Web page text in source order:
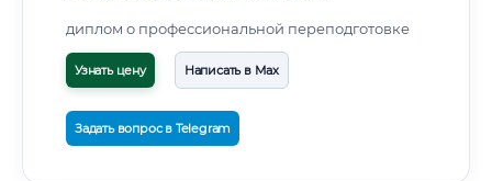
диплом о профессиональной переподготовке
Узнать цену Написать в Max
Задать вопрос в Telegram